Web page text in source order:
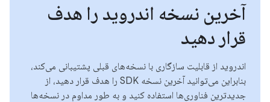
آخرین نسخه اندروید را هدف
قرار دهید
اندروید از قابلیت سازگاری با نسخه‌های قبلی پشتیبانی می‌کند،
بنابراین می‌توانید آخرین نسخه SDK را هدف قرار دهید، از
جدیدترین فناوری‌ها استفاده کنید و به طور مداوم در نسخه‌ها